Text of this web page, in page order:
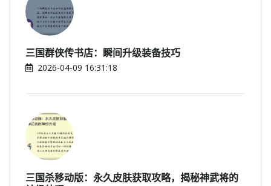
三国群侠传书店：瞬间升级装备技巧
2026-04-09 16:31:18
三国杀移动版：永久皮肤获取攻略，揭秘神武将的